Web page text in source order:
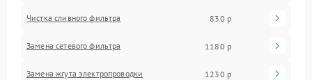
Чистка сливного фильтра 830 р
Замена сетевого фильтра 1180 р
Замена жгута электропроводки 1230 р